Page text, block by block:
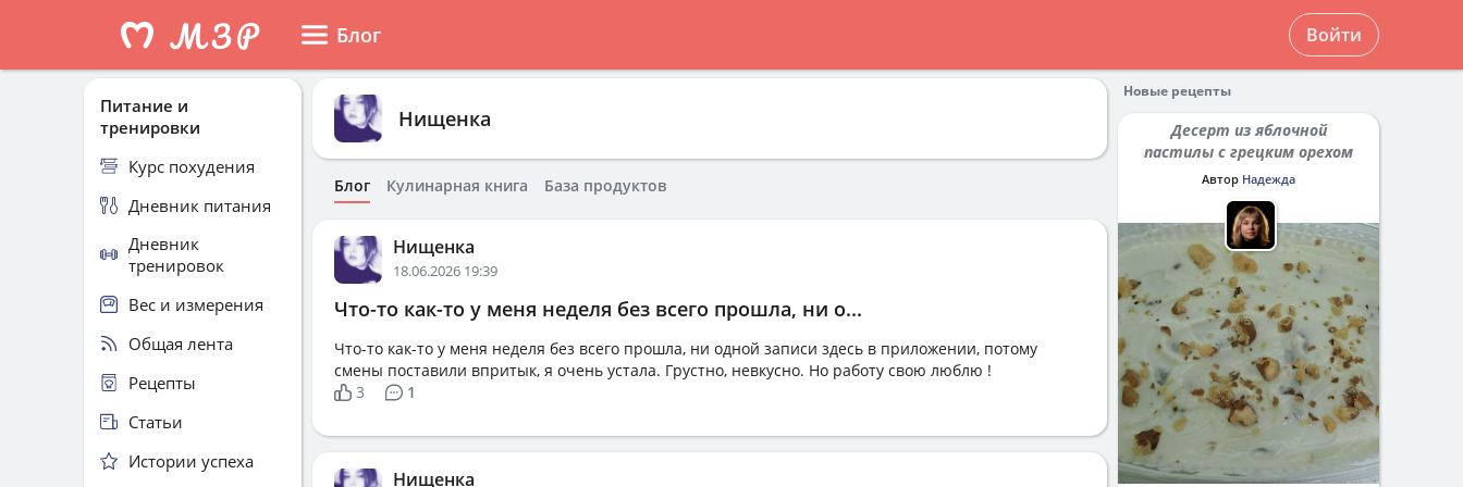
Блог Войти
Нищенка
Блог Кулинарная книга База продуктов
Нищенка
18.06.2026 19:39
Что-то как-то у меня неделя без всего прошла, ни о...
Что-то как-то у меня неделя без всего прошла, ни одной записи здесь в приложении, потому
смены поставили впритык, я очень устала. Грустно, невкусно. Но работу свою люблю !
3
1
Нищенка
Питание и
тренировки
Курс похудения
Дневник питания
Дневник
тренировок
Вес и измерения
Общая лента
Рецепты
Статьи
Истории успеха
Новые рецепты
Десерт из яблочной
пастилы с грецким орехом
Автор Надежда